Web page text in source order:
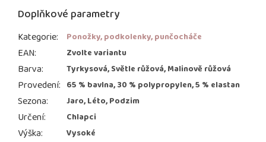
Doplňkové parametry
Kategorie: Ponožky, podkolenky, punčocháče
EAN: Zvolte variantu
Barva: Tyrkysová, Světle růžová, Malinově růžová
Provedení: 65 % bavlna, 30 % polypropylen, 5 % elastan
Sezona: Jaro, Léto, Podzim
Určení: Chlapci
Výška: Vysoké